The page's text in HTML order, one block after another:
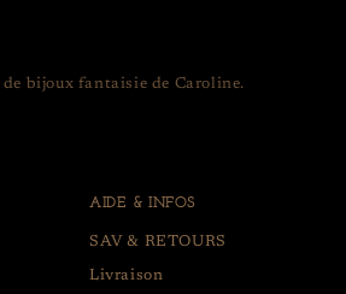
de bijoux fantaisie de Caroline.
AIDE & INFOS
SAV & RETOURS
Livraison